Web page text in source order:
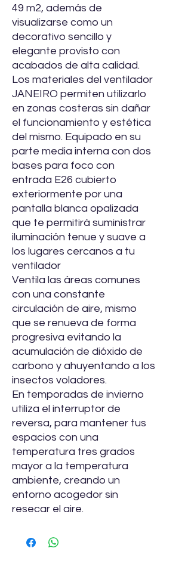
49 m2, además de
visualizarse como un
decorativo sencillo y
elegante provisto con
acabados de alta calidad.
Los materiales del ventilador
JANEIRO permiten utilizarlo
en zonas costeras sin dañar
el funcionamiento y estética
del mismo. Equipado en su
parte media interna con dos
bases para foco con
entrada E26 cubierto
exteriormente por una
pantalla blanca opalizada
que te permitirá suministrar
iluminación tenue y suave a
los lugares cercanos a tu
ventilador
Ventila las áreas comunes
con una constante
circulación de aire, mismo
que se renueva de forma
progresiva evitando la
acumulación de dióxido de
carbono y ahuyentando a los
insectos voladores.
En temporadas de invierno
utiliza el interruptor de
reversa, para mantener tus
espacios con una
temperatura tres grados
mayor a la temperatura
ambiente, creando un
entorno acogedor sin
resecar el aire.